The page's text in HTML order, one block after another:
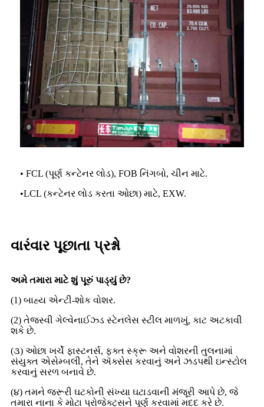
• FCL (પૂર્ણ કન્ટેનર લોડ), FOB નિંગબો, ચીન માટે.
•LCL (કન્ટેનર લોડ કરતા ઓછા) માટે, EXW.
વારંવાર પૂછાતા પ્રશ્નો
અમે તમારા માટે શું પૂરું પાડ્યું છે?
(1) બાહ્ય એન્ટી-શોક વોશર.
(2) તેજસ્વી ગેલ્વેનાઈઝ્ડ સ્ટેનલેસ સ્ટીલ માળખું, કાટ અટકાવી
શકે છે.
(૩) ઓછા ખર્ચે ફાસ્ટનર્સ, ફક્ત સ્ક્રૂ અને વોશરની તુલનામાં
સંયુક્ત એસેમ્બલી, તેને ઍક્સેસ કરવાનું અને ઝડપથી ઇન્સ્ટોલ
કરવાનું સરળ બનાવે છે.
(૪) તમને જરૂરી ઘટકોની સંખ્યા ઘટાડવાની મંજૂરી આપે છે, જે
તમારા નાના કે મોટા પ્રોજેક્ટ્સને પૂર્ણ કરવામાં મદદ કરે છે.